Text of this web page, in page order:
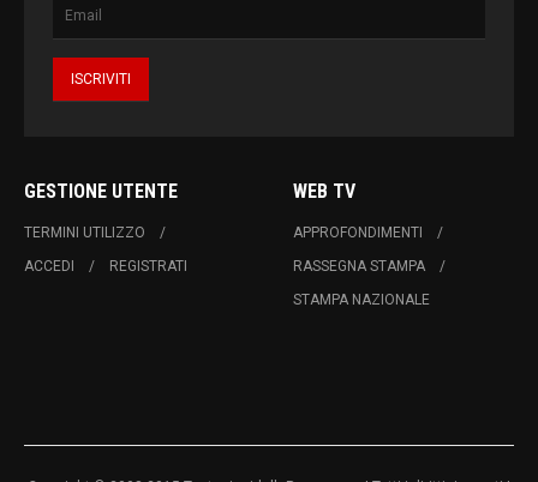
GESTIONE UTENTE
TERMINI UTILIZZO
ACCEDI
REGISTRATI
WEB TV
APPROFONDIMENTI
RASSEGNA STAMPA
STAMPA NAZIONALE